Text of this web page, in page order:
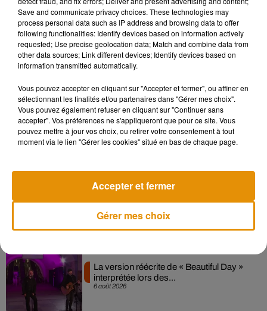
— J.K. Rowling (@jk_rowling)7 décembre 2017
Très déçue de JK Rowling. Elle qui a bercé mon enfance.
Ancienne femme battue. Et elle trouve le moyen de
défendre Johnny Depp... A vomir.
— Meuf�x (@Plumedu83)7 décembre 2017
Musique
Pomme emprunte le décor de l’émission
6 août 2026
La version réécrite de « Beautiful Day »
interprétée lors des...
Save and communicate privacy choices. These technologies may
process personal data such as IP address and browsing data to offer
following functionalities: Identify devices based on information actively
requested; Use precise geolocation data; Match and combine data from
other data sources; Link different devices; Identify devices based on
information transmitted automatically.
Vous pouvez accepter en cliquant sur "Accepter et fermer", ou affiner en
sélectionnant les finalités et/ou partenaires dans "Gérer mes choix".
Vous pouvez également refuser en cliquant sur "Continuer sans
accepter". Vos préférences ne s'appliqueront que pour ce site. Vous
pouvez mettre à jour vos choix, ou retirer votre consentement à tout
moment via le lien "Gérer les cookies" situé en bas de chaque page.
Gérer mes choix
Accepter et fermer